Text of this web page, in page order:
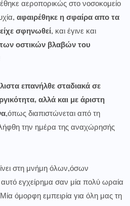
αεροπορικώς στο νοσοκομείο
αφαιρέθηκε η σφαίρα απο τα
σφηνωθεί, και έγινε και
οστικών βλαβών του
επανήλθε σταδιακά σε
αλλά και με άριστη
,όπως διαπιστώνεται από τη
την ημέρα της αναχώρησής
στη μνήμη όλων,όσων
εγχείρημα σαν μία πολύ ωραία
όμορφη εμπειρία για όλη μας τη